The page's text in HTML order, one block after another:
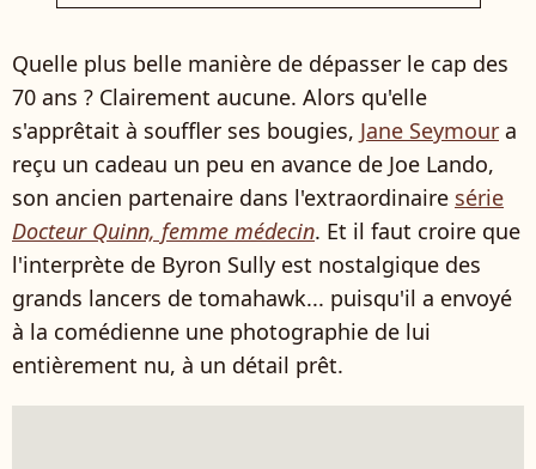
Quelle plus belle manière de dépasser le cap des
70 ans ? Clairement aucune. Alors qu'elle
s'apprêtait à souffler ses bougies, Jane Seymour a
reçu un cadeau un peu en avance de Joe Lando,
son ancien partenaire dans l'extraordinaire série
Docteur Quinn, femme médecin. Et il faut croire que
l'interprète de Byron Sully est nostalgique des
grands lancers de tomahawk... puisqu'il a envoyé
à la comédienne une photographie de lui
entièrement nu, à un détail prêt.